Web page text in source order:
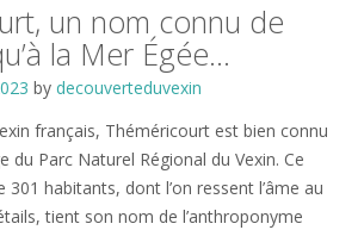
un nom connu de
la Mer Égée…
by decouverteduvexin
français, Théméricourt est bien connu
du Parc Naturel Régional du Vexin. Ce
301 habitants, dont l’on ressent l’âme au
tient son nom de l’anthroponyme